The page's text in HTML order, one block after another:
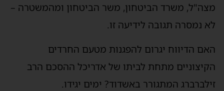
משרד הביטחון, משר הביטחון ומהמשטרה –
נמסרה תגובה לידיעה זו.
הדיווח יגרום להפגנות מטעם החרדים
מתחת לביתו של אדריכל ההסכם הרב
המתגורר באשדוד? ימים יגידו.